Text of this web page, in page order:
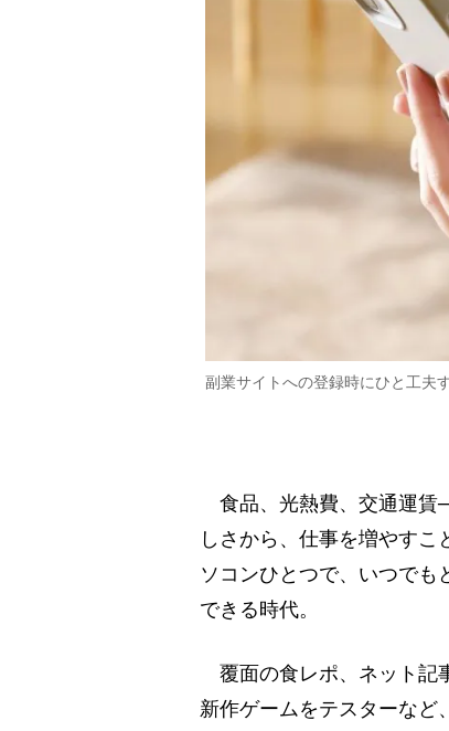
副業サイトへの登録時にひと工夫
食品、光熱費、交通運賃
しさから、仕事を増やす
ソコンひとつで、いつでも
できる時代。
覆面の食レポ、ネット記
新作ゲームをテスターなど